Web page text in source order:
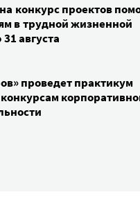
конкурс проектов
в трудной жизненной
августа
проведет практикум